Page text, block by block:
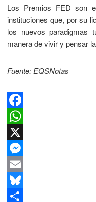
Los Premios FED son
instituciones que, por su
los nuevos paradigmas
manera de vivir y pensar
Fuente: EQSNotas
Facebook
WhatsApp
X
Messenger
Email
Bluesky